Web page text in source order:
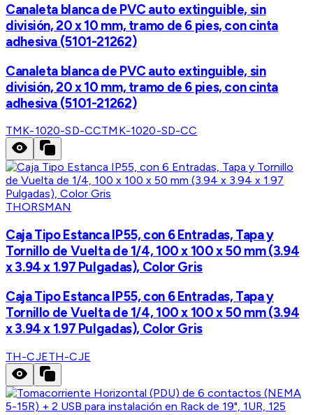
Canaleta blanca de PVC auto extinguible, sin
división, 20 x 10 mm, tramo de 6 pies, con cinta
adhesiva (5101-21262)
Canaleta blanca de PVC auto extinguible, sin
división, 20 x 10 mm, tramo de 6 pies, con cinta
adhesiva (5101-21262)
TMK-1020-SD-CCTMK-1020-SD-CC
THORSMAN
Caja Tipo Estanca IP55, con 6 Entradas, Tapa y
Tornillo de Vuelta de 1/4, 100 x 100 x 50 mm (3.94
x 3.94 x 1.97 Pulgadas), Color Gris
Caja Tipo Estanca IP55, con 6 Entradas, Tapa y
Tornillo de Vuelta de 1/4, 100 x 100 x 50 mm (3.94
x 3.94 x 1.97 Pulgadas), Color Gris
TH-CJETH-CJE